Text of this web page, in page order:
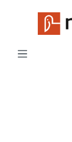
Zum Hauptinhalt
Bildergalerie